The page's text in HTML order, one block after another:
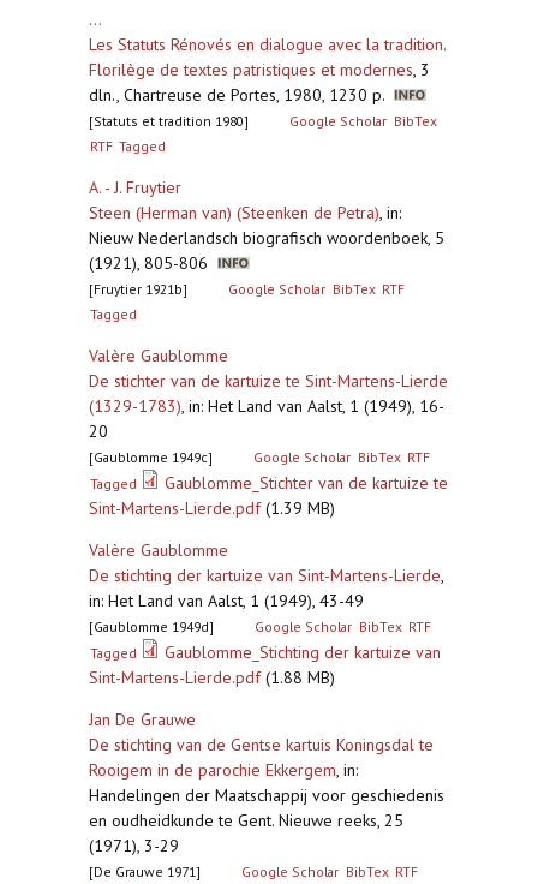
...
Les Statuts Rénovés en dialogue avec la tradition.
Florilège de textes patristiques et modernes, 3
dln., Chartreuse de Portes, 1980, 1230 p.
[Statuts et tradition 1980] Google Scholar BibTex
RTF Tagged
A. - J. Fruytier
Steen (Herman van) (Steenken de Petra), in:
Nieuw Nederlandsch biografisch woordenboek, 5
(1921), 805-806
[Fruytier 1921b] Google Scholar BibTex RTF
Tagged
Valère Gaublomme
De stichter van de kartuize te Sint-Martens-Lierde
(1329-1783), in: Het Land van Aalst, 1 (1949), 16-
20
[Gaublomme 1949c] Google Scholar BibTex RTF
Tagged
Gaublomme_Stichter van de kartuize te
Sint-Martens-Lierde.pdf(1.39 MB)
Valère Gaublomme
De stichting der kartuize van Sint-Martens-Lierde,
in: Het Land van Aalst, 1 (1949), 43-49
[Gaublomme 1949d] Google Scholar BibTex RTF
Tagged
Gaublomme_Stichting der kartuize van
Sint-Martens-Lierde.pdf(1.88 MB)
Jan De Grauwe
De stichting van de Gentse kartuis Koningsdal te
Rooigem in de parochie Ekkergem, in:
Handelingen der Maatschappij voor geschiedenis
en oudheidkunde te Gent. Nieuwe reeks, 25
(1971), 3-29
[De Grauwe 1971] Google Scholar BibTex RTF